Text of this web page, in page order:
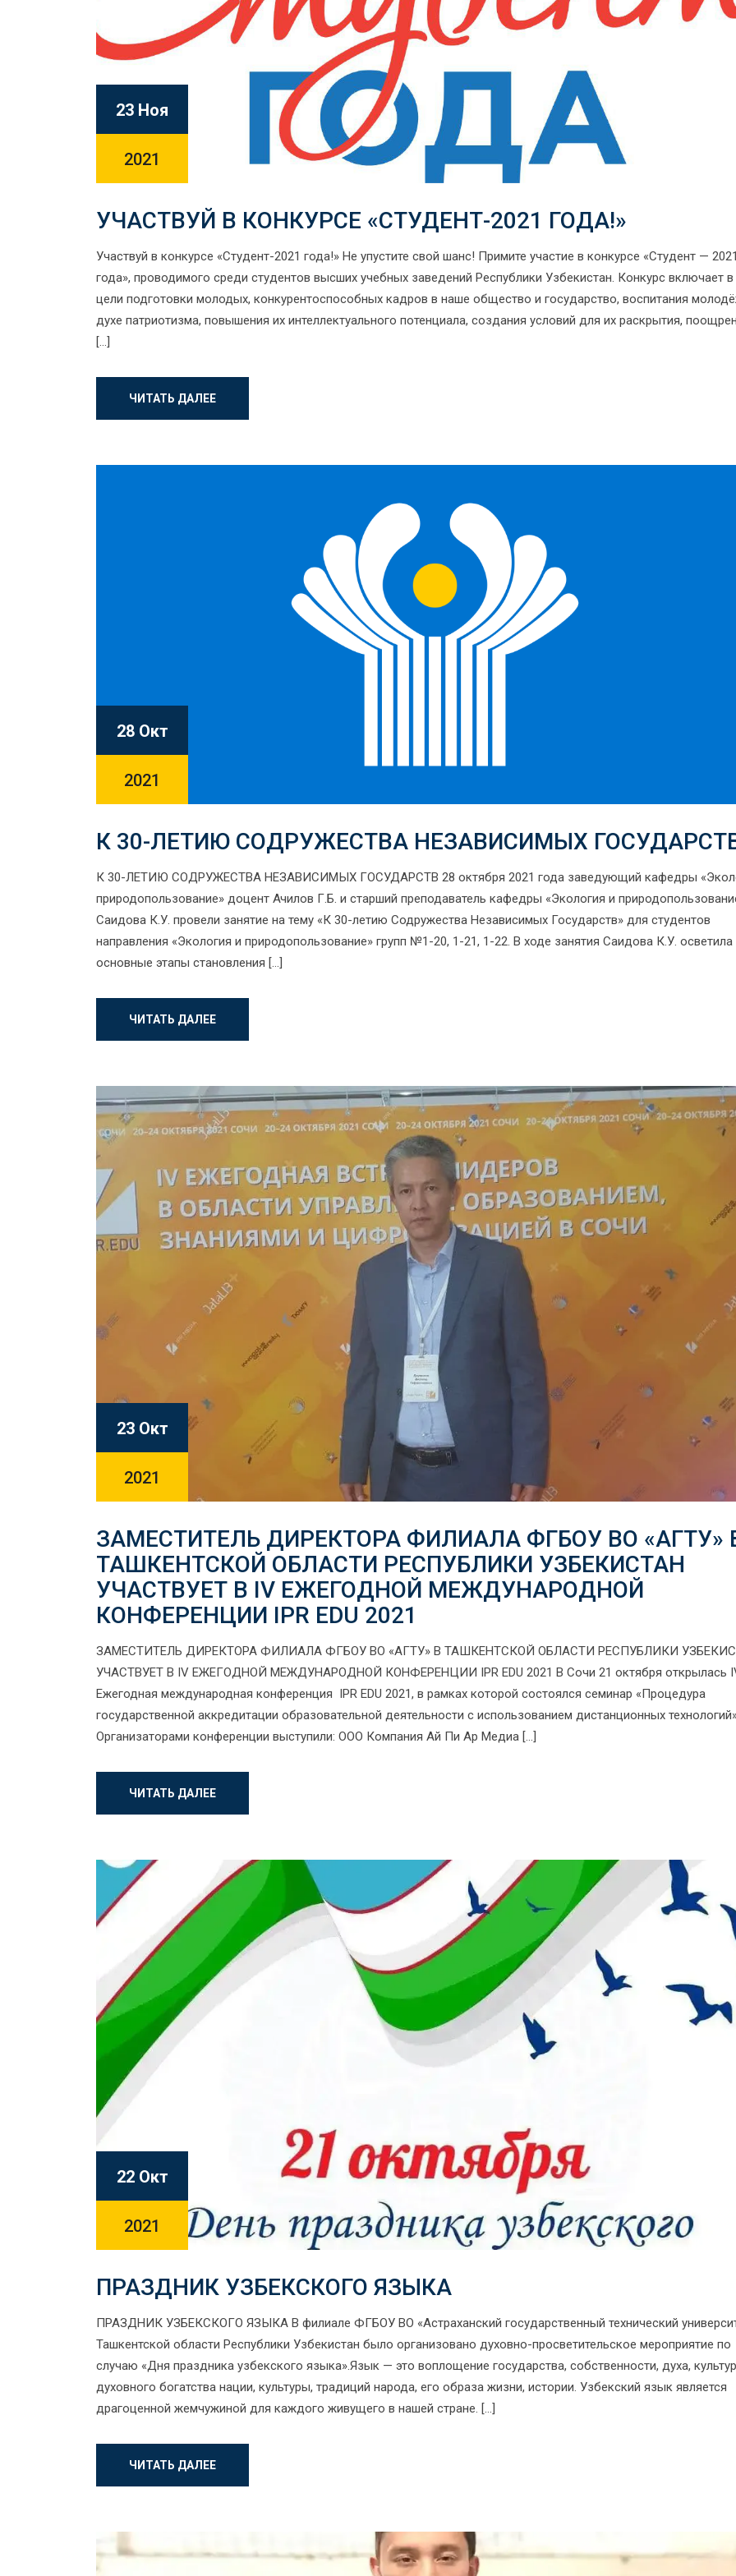
23 Ноя
2021
УЧАСТВУЙ В КОНКУРСЕ «СТУДЕНТ-2021 ГОДА!»
Участвуй в конкурсе «Студент-2021 года!» Не упустите свой шанс! Примите участие в конкурсе «Студент — 2021
года», проводимого среди студентов высших учебных заведений Республики Узбекистан. Конкурс включает в
цели подготовки молодых, конкурентоспособных кадров в наше общество и государство, воспитания
духе патриотизма, повышения их интеллектуального потенциала, создания условий для их раскрытия,
[…]
ЧИТАТЬ ДАЛЕЕ
28 Окт
2021
К 30-ЛЕТИЮ СОДРУЖЕСТВА НЕЗАВИСИМЫХ
К 30-ЛЕТИЮ СОДРУЖЕСТВА НЕЗАВИСИМЫХ ГОСУДАРСТВ 28 октября 2021 года заведующий кафедры
природопользование» доцент Ачилов Г.Б. и старший преподаватель кафедры «Экология и
Саидова К.У. провели занятие на тему «К 30-летию Содружества Независимых Государств» для студентов
направления «Экология и природопользование» групп №1-20, 1-21, 1-22. В ходе занятия Саидова К.У. осветила
основные этапы становления […]
ЧИТАТЬ ДАЛЕЕ
23 Окт
2021
ЗАМЕСТИТЕЛЬ ДИРЕКТОРА ФИЛИАЛА ФГБОУ ВО «АГТУ»
ТАШКЕНТСКОЙ ОБЛАСТИ РЕСПУБЛИКИ УЗБЕКИСТАН
УЧАСТВУЕТ В IV ЕЖЕГОДНОЙ МЕЖДУНАРОДНОЙ
КОНФЕРЕНЦИИ IPR EDU 2021
ЗАМЕСТИТЕЛЬ ДИРЕКТОРА ФИЛИАЛА ФГБОУ ВО «АГТУ» В ТАШКЕНТСКОЙ ОБЛАСТИ РЕСПУБЛИКИ
УЧАСТВУЕТ В IV ЕЖЕГОДНОЙ МЕЖДУНАРОДНОЙ КОНФЕРЕНЦИИ IPR EDU 2021 В Сочи 21 октября открылась
Ежегодная международная конференция IPR EDU 2021, в рамках которой состоялся семинар «Процедура
государственной аккредитации образовательной деятельности с использованием дистанционных
Организаторами конференции выступили: ООО Компания Ай Пи Ар Медиа […]
ЧИТАТЬ ДАЛЕЕ
22 Окт
2021
ПРАЗДНИК УЗБЕКСКОГО ЯЗЫКА
ПРАЗДНИК УЗБЕКСКОГО ЯЗЫКА В филиале ФГБОУ ВО «Астраханский государственный технический
Ташкентской области Республики Узбекистан было организовано духовно-просветительское мероприятие по
случаю «Дня праздника узбекского языка».Язык — это воплощение государства, собственности, духа,
духовного богатства нации, культуры, традиций народа, его образа жизни, истории. Узбекский язык является
драгоценной жемчужиной для каждого живущего в нашей стране. […]
ЧИТАТЬ ДАЛЕЕ